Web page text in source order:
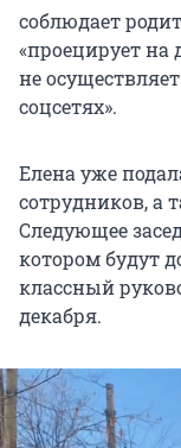
соблюдает
«проецирует на
не
соцсетях».
Елена уже
сотрудников, а
Следующее
котором будут
классный
декабря.